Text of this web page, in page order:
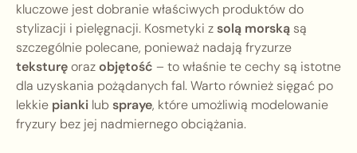
kluczowe jest dobranie właściwych produktów do
stylizacji i pielęgnacji. Kosmetyki zsolą morską są
szczególnie polecane, ponieważ nadają fryzurze
teksturęorazobjętość – to właśnie te cechy są istotne
dla uzyskania pożądanych fal. Warto również sięgać po
lekkie pianki lub spraye, które umożliwią modelowanie
fryzury bez jej nadmiernego obciążania.